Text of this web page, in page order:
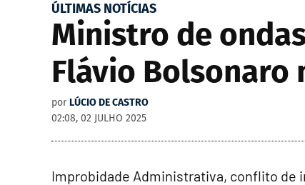
ÚLTIMAS NOTÍCIAS
Ministro de
Flávio Bolsonaro
por LÚCIO DE CASTRO
02:08, 02 JULHO 2025
Improbidade Administrativa, conflito de